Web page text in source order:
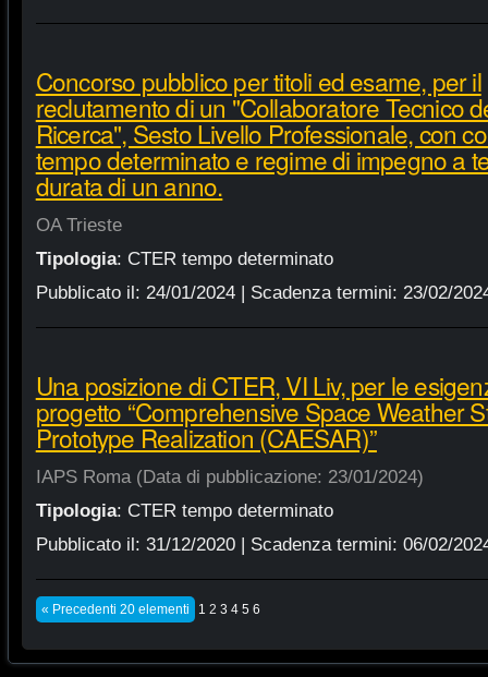
Concorso pubblico per titoli ed esame, per il
reclutamento di un "Collaboratore Tecnico
Ricerca", Sesto Livello Professionale, con
tempo determinato e regime di impegno a
durata di un anno.
OA Trieste
Tipologia: CTER tempo determinato
Pubblicato il: 24/01/2024| Scadenza termini: 23/02/
Una posizione di CTER, VI Liv, per le
progetto “Comprehensive Space Weather
Prototype Realization (CAESAR)”
IAPS Roma (Data di pubblicazione: 23/01/2024)
Tipologia: CTER tempo determinato
Pubblicato il: 31/12/2020| Scadenza termini: 06/02/
« Precedenti 20 elementi 1 2 3 4 5 6